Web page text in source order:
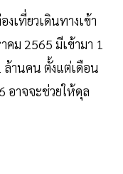
เที่ยวเดินทางเข้า
ม 2565 มีเข้ามา 1
ล้านคน ตั้งแต่เดือน
อาจจะช่วยให้ดุล